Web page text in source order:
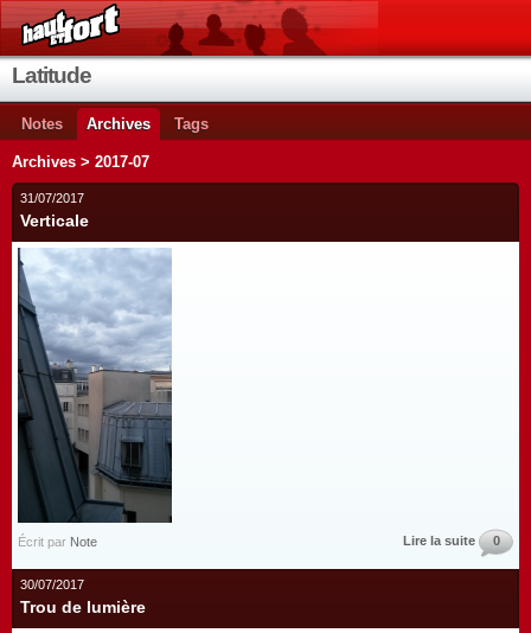
Latitude
Notes Archives Tags
Archives > 2017-07
31/07/2017
Verticale
Écrit par Note Lire la suite 0
30/07/2017
Trou de lumière